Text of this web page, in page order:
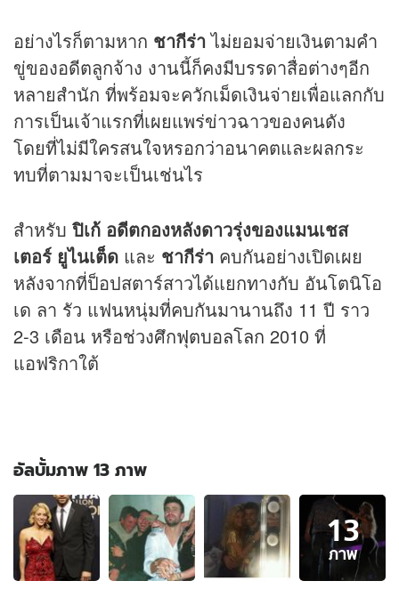
อย่างไรก็ตามหาก ชากีร่าไม่ยอมจ่ายเงินตามคำ
ขู่ของอดีตลูกจ้าง งานนี้ก็คงมีบรรดาสื่อต่างๆอีก
หลายสำนัก ที่พร้อมจะควักเม็ดเงินจ่ายเพื่อแลกกับ
การเป็นเจ้าแรกที่เผยแพร่ข่าวฉาวของคนดัง
โดยที่ไม่มีใครสนใจหรอกว่าอนาคตและผลกระ
ทบที่ตามมาจะเป็นเช่นไร
สำหรับ ปิเก้ อดีตกองหลังดาวรุ่งของแมนเชส
เตอร์ ยูไนเต็ด และ ชากีร่า คบกันอย่างเปิดเผย
หลังจากที่ป็อปสตาร์สาวได้แยกทางกับ อันโตนิโอ
เด ลา รัว แฟนหนุ่มที่คบกันมานานถึง 11 ปี ราว
2-3 เดือน หรือช่วงศึกฟุตบอลโลก 2010 ที่
แอฟริกาใต้
อัลบั้มภาพ 13 ภาพ
อัลบั้ม
ภาพ
13
ภาพ
ของ
13
ภาพ